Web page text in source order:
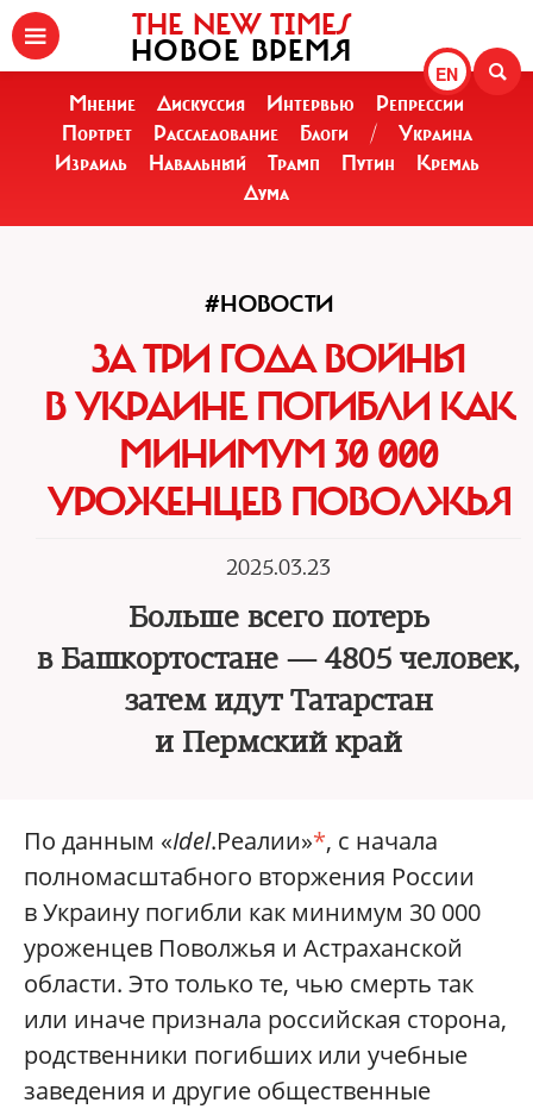
EN
THE NEW TIMES
НОВОЕ ВРЕМЯ
Мнение Дискуссия Интервью
Репрессии
Портрет
Расследование Блоги /
Украина
Израиль
Навальный Трамп Путин
Кремль
Дума
#НОВОСТИ
ЗА ТРИ ГОДА ВОЙНЫ
В УКРАИНЕ ПОГИБЛИ КАК
МИНИМУМ 30 000
УРОЖЕНЦЕВ ПОВОЛЖЬЯ
2025.03.23
Больше всего потерь
в Башкортостане — 4805 человек,
затем идут Татарстан
и Пермский край
По данным «Idel.Реалии»*, с начала
полномасштабного вторжения России
в Украину погибли как минимум 30 000
уроженцев Поволжья и Астраханской
области. Это только те, чью смерть так
или иначе признала российская сторона,
родственники погибших или учебные
заведения и другие общественные